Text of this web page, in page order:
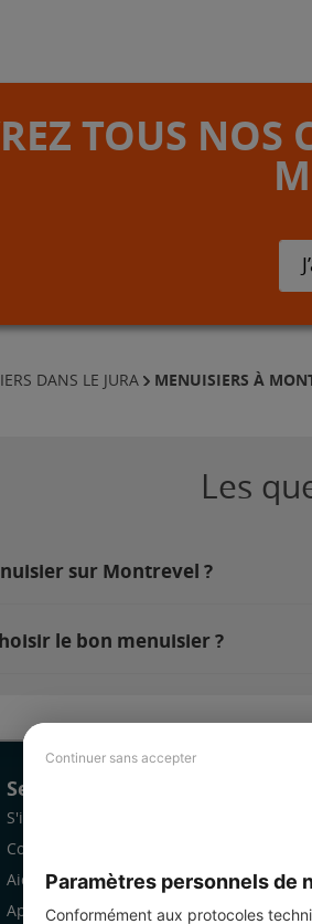
Continuer sans accepter
Paramètres personnels de
Conformément aux protocoles
TOUS NOS
DANS LE JURA MENUISIERS À
Les
sur Montrevel ?
le bon menuisier ?
Services Pro
S'inscrire
Comment ça marche
Aide
Application Mobile
Revue